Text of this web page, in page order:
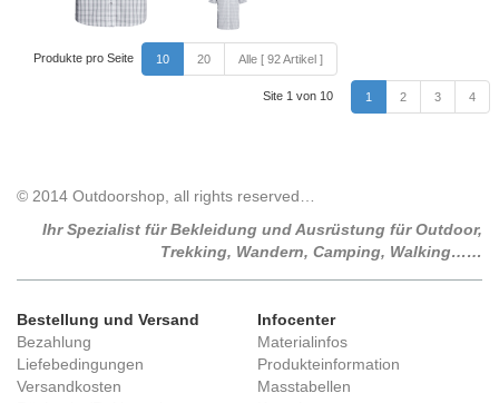
Produkte pro Seite 10 20 Alle [ 92 Artikel ]
Site 1 von 10 1 2 3 4
© 2014 Outdoorshop, all rights reserved…
Ihr Spezialist für Bekleidung und Ausrüstung für Outdoor,
Trekking, Wandern, Camping, Walking……
Bestellung und Versand
Bezahlung
Liefebedingungen
Versandkosten
Infocenter
Materialinfos
Produkteinformation
Masstabellen